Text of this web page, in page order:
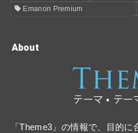
Emanon Premium
About
「Theme3」の情報で、目的